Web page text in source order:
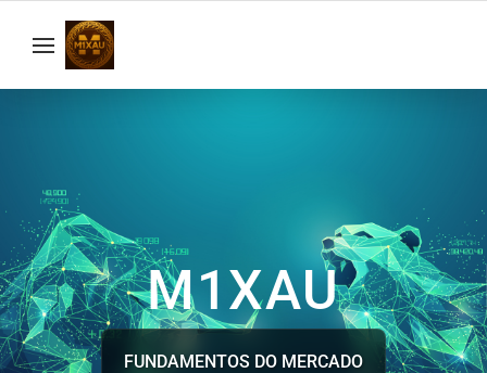
M1XAU
FUNDAMENTOS DO MERCADO